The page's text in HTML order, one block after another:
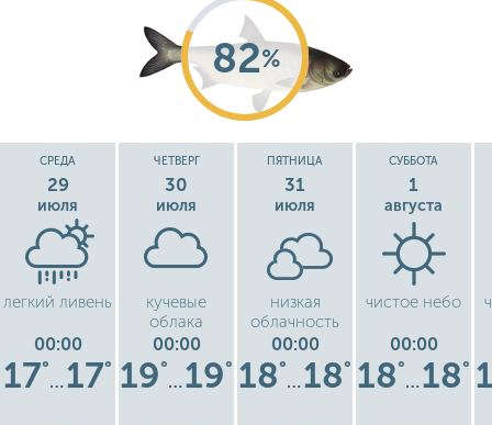
82%
СРЕДА
29
июля
легкий ливень
00:00
17°
…17°
ЧЕТВЕРГ
30
июля
кучевые
облака
00:00
19°
…19°
ПЯТНИЦА
31
июля
низкая
облачность
00:00
18°
…18°
СУББОТА
1
августа
чистое небо
00:00
18°
…18°